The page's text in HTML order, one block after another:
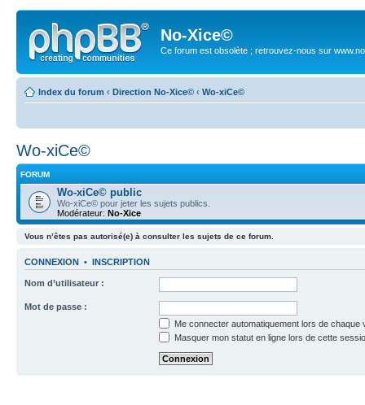
No-Xice©
Ce forum est obsolète ; retrouvez-nous sur
Index du forum ‹ Direction No-Xice© ‹ Wo-xiCe©
Wo-xiCe©
FORUM
Wo-xiCe© public
Wo-xiCe© pour jeter les sujets publics.
Modérateur: No-Xice
Vous n’êtes pas autorisé(e) à consulter les sujets de ce forum.
CONNEXION • INSCRIPTION
Nom d’utilisateur :
Mot de passe :
Me connecter automatiquement lors de chaque
Masquer mon statut en ligne lors de cette